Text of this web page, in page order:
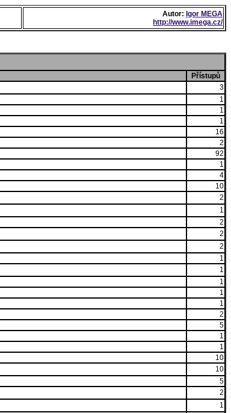
Autor: Igor MEGA
http://www.imega.cz/
Přístupů
3
1
1
1
16
2
92
1
4
10
2
1
2
2
2
1
1
1
1
1
2
5
1
1
10
10
5
2
1